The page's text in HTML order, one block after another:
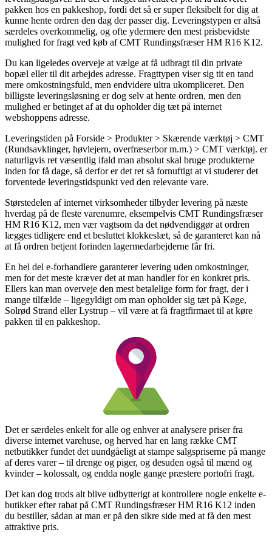
pakken hos en pakkeshop, fordi det så er super fleksibelt for dig at
kunne hente ordren den dag der passer dig. Leveringstypen er altså
særdeles overkommelig, og ofte ydermere den mest prisbevidste
mulighed for fragt ved køb af CMT Rundingsfræser HM R16 K12.
Du kan ligeledes overveje at vælge at få udbragt til din private
bopæl eller til dit arbejdes adresse. Fragttypen viser sig tit en tand
mere omkostningsfuld, men endvidere ultra ukompliceret. Den
billigste leveringsløsning er dog selv at hente ordren, men den
mulighed er betinget af at du opholder dig tæt på internet
webshoppens adresse.
Leveringstiden på Forside > Produkter > Skærende værktøj > CMT
(Rundsavklinger, høvlejern, overfræserbor m.m.) > CMT værktøj. er
naturligvis ret væsentlig ifald man absolut skal bruge produkterne
inden for få dage, så derfor er det ret så fornuftigt at vi studerer det
forventede leveringstidspunkt ved den relevante vare.
Størstedelen af internet virksomheder tilbyder levering på næste
hverdag på de fleste varenumre, eksempelvis CMT Rundingsfræser
HM R16 K12, men vær vagtsom da det nødvendiggør at ordren
lægges tidligere end et besluttet klokkeslæt, så de garanteret kan nå
at få ordren betjent forinden lagermedarbejderne får fri.
En hel del e-forhandlere garanterer levering uden omkostninger,
men for det meste kræver det at man handler for en konkret pris.
Ellers kan man overveje den mest betalelige form for fragt, der i
mange tilfælde – ligegyldigt om man opholder sig tæt på Køge,
Solrød Strand eller Lystrup – vil være at få fragtfirmaet til at køre
pakken til en pakkeshop.
Det er særdeles enkelt for alle og enhver at analysere priser fra
diverse internet varehuse, og herved har en lang række CMT
netbutikker fundet det uundgåeligt at stampe salgspriserne på mange
af deres varer – til drenge og piger, og desuden også til mænd og
kvinder – kolossalt, og endda nogle gange præstere portofri fragt.
Det kan dog trods alt blive udbytterigt at kontrollere nogle enkelte e-
butikker efter rabat på CMT Rundingsfræser HM R16 K12 inden
du bestiller, sådan at man er på den sikre side med at få den mest
attraktive pris.